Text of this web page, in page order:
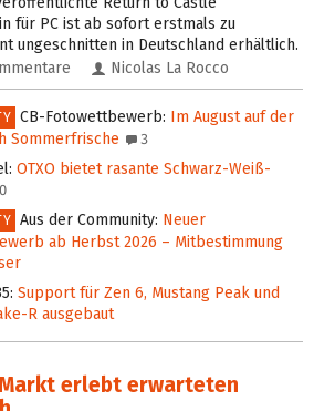
für PC ist ab sofort erstmals zu
ungeschnitten in Deutschland erhältlich.
Nicolas La Rocco
CB-Fotowettbewerb: Im August auf der
Sommerfrische
3
: OTXO bietet rasante Schwarz-Weiß-
Aus der Community: Neuer
ab Herbst 2026 – Mitbestimmung
: Support für Zen 6, Mustang Peak und
R ausgebaut
erlebt erwarteten